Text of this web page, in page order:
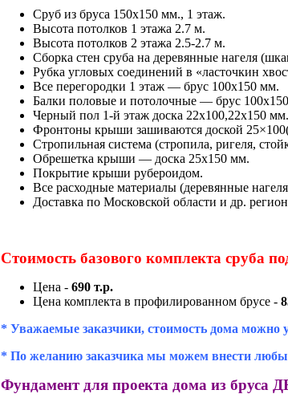
Сруб из бруса 150х150 мм., 1 этаж.
Высота потолков 1 этажа 2.7 м.
Высота потолков 2 этажа 2.5-2.7 м.
Сборка стен сруба на деревянные нагеля
Рубка угловых соединений в «ласточкин
Все перегородки 1 этаж — брус 100х150 мм.
Балки половые и потолочные — брус
Черный пол 1-й этаж доска 22х100,22х150 мм.
Фронтоны крыши зашиваются доской
Стропильная система (стропила, ригеля,
Обрешетка крыши — доска 25х150 мм.
Покрытие крыши рубероидом.
Все расходные материалы (деревянные
Доставка по Московской области и др.
Стоимость базового комплекта сруба
Цена - 690 т.р.
Цена комплекта в профилированном брусе -
* Уважаемые заказчики, стоимость дома можно
* По желанию заказчика мы можем внести
Фундамент для проекта дома из бруса